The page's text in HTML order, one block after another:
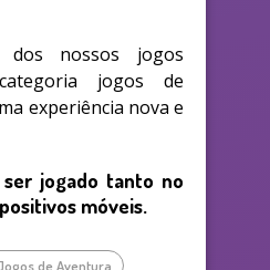
dos nossos jogos
jogos de
experiência nova e
jogado tanto no
móveis.
de Aventura